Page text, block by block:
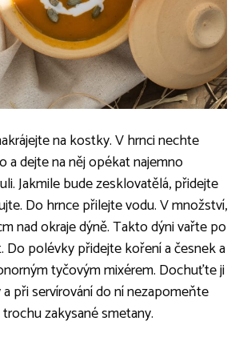
na kostky. V hrnci nechte
a dejte na něj opékat najemno
Jakmile bude zesklovatělá, přidejte
Do hrnce přilejte vodu. V množství,
nad okraje dýně. Takto dýni vařte po
Do polévky přidejte koření a česnek a
tyčovým mixérem. Dochuťte ji
při servírování do ní nezapomeňte
zakysané smetany.